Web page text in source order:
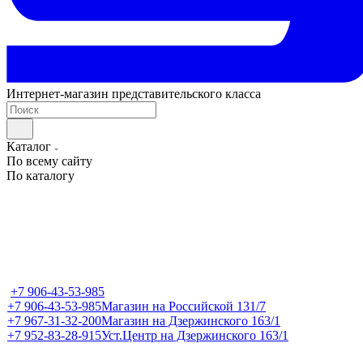
Интернет-магазин представительского класса
Каталог
По всему сайту
По каталогу
+7 906-43-53-985
+7 906-43-53-985Магазин на Российской 131/7
+7 967-31-32-200Магазин на Дзержинского 163/1
+7 952-83-28-915Уст.Центр на Дзержинского 163/1